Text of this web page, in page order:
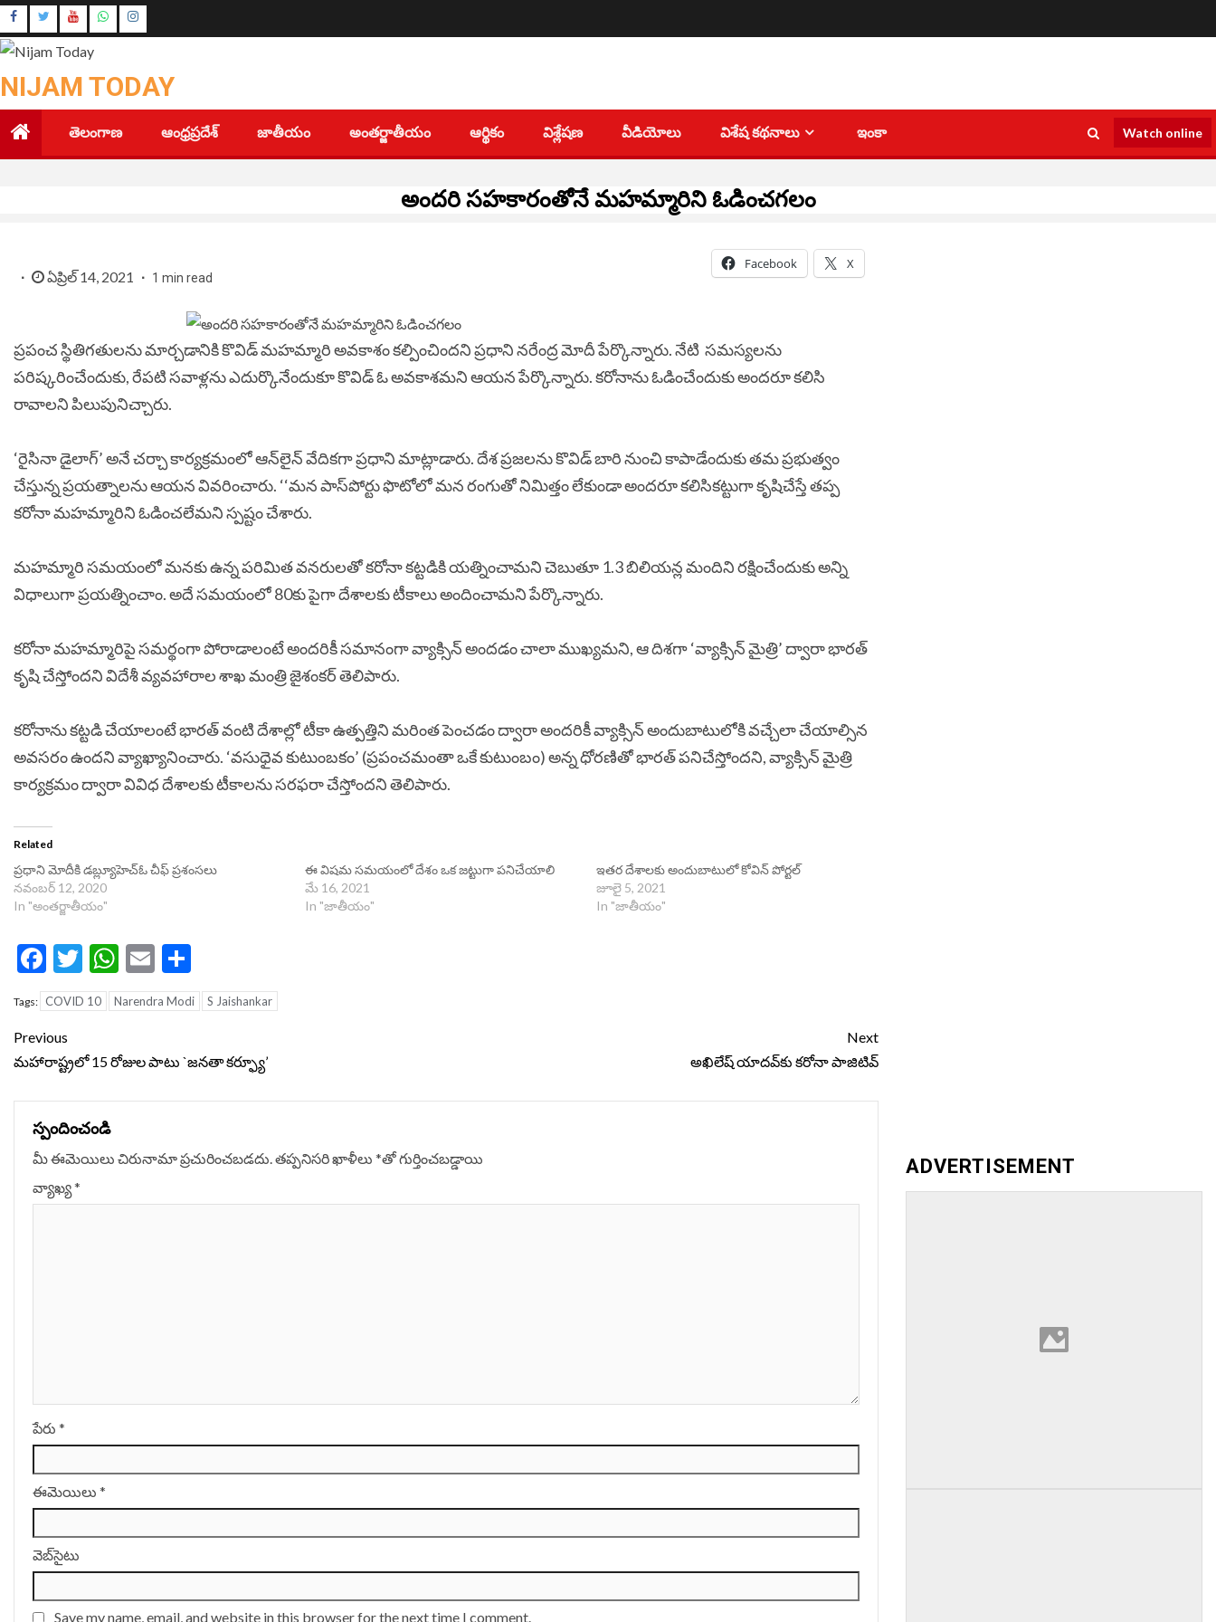
Skip
to
content
Youtube
Instagram
NIJAM TODAY
తెలంగాణ ఆంధ్రప్రదేశ్ జాతీయం అంతర్జాతీయం ఆర్థికం విశ్లేషణ వీడియోలు విశేష కథనాలు ఇంకా Watch online
అందరి సహకారంతోనే మహమ్మారిని ఓడించగలం
ఏప్రిల్ 14, 2021 1 min read
Facebook X
ప్రపంచ స్థితిగతులను మార్చడానికి కొవిడ్‌ మహమ్మారి అవకాశం కల్పించిందని ప్రధాని నరేంద్ర మోదీ పేర్కొన్నారు. నేటి సమస్యలను
పరిష్కరించేందుకు, రేపటి సవాళ్లను ఎదుర్కొనేందుకూ కొవిడ్‌ ఓ అవకాశమని ఆయన పేర్కొన్నారు. కరోనాను ఓడించేందుకు అందరూ కలిసి
రావాలని పిలుపునిచ్చారు.
‘రైసినా డైలాగ్‌’ అనే చర్చా కార్యక్రమంలో ఆన్‌లైన్‌ వేదికగా ప్రధాని మాట్లాడారు. దేశ ప్రజలను కొవిడ్‌ బారి నుంచి కాపాడేందుకు తమ ప్రభుత్వం
చేస్తున్న ప్రయత్నాలను ఆయన వివరించారు. ‘‘మన పాస్‌పోర్టు ఫొటోలో మన రంగుతో నిమిత్తం లేకుండా అందరూ కలిసికట్టుగా కృషిచేస్తే తప్ప
కరోనా మహమ్మారిని ఓడించలేమని స్పష్టం చేశారు.
మహమ్మారి సమయంలో మనకు ఉన్న పరిమిత వనరులతో కరోనా కట్టడికి యత్నించామని చెబుతూ 1.3 బిలియన్ల మందిని రక్షించేందుకు అన్ని
విధాలుగా ప్రయత్నించాం. అదే సమయంలో 80కు పైగా దేశాలకు టీకాలు అందించామని పేర్కొన్నారు.
కరోనా మహమ్మారిపై సమర్థంగా పోరాడాలంటే అందరికీ సమానంగా వ్యాక్సిన్‌ అందడం చాలా ముఖ్యమని, ఆ దిశగా ‘వ్యాక్సిన్‌ మైత్రి’ ద్వారా భారత్‌
కృషి చేస్తోందని విదేశీ వ్యవహారాల శాఖ మంత్రి జైశంకర్‌ తెలిపారు.
కరోనాను కట్టడి చేయాలంటే భారత్‌ వంటి దేశాల్లో టీకా ఉత్పత్తిని మరింత పెంచడం ద్వారా అందరికీ వ్యాక్సిన్‌ అందుబాటులోకి వచ్చేలా చేయాల్సిన
అవసరం ఉందని వ్యాఖ్యానించారు. ‘వసుధైవ కుటుంబకం’ (ప్రపంచమంతా ఒకే కుటుంబం) అన్న ధోరణితో భారత్‌ పనిచేస్తోందని, వ్యాక్సిన్‌ మైత్రి
కార్యక్రమం ద్వారా వివిధ దేశాలకు టీకాలను సరఫరా చేస్తోందని తెలిపారు.
Related
ప్రధాని మోదీకి డబ్ల్యూహెచ్‌ఓ చీఫ్ ప్రశంసలు
నవంబర్ 12, 2020
In "అంతర్జాతీయం"
ఈ విషమ సమయంలో దేశం ఒక జట్టుగా పనిచేయాలి
మే 16, 2021
In "జాతీయం"
ఇత‌ర దేశాల‌కు అందుబాటులో కోవిన్ పోర్ట‌ల్‌
జూలై 5, 2021
In "జాతీయం"
Facebook
Twitter
WhatsApp
Email
Tags: COVID 10 Narendra Modi S Jaishankar
Continue
Reading
Previous
మహారాష్ట్రలో 15 రోజుల పాటు `జనతా కర్ఫ్యూ’
Next
అఖిలేష్ యాదవ్‌కు కరోనా పాజిటివ్
స్పందించండి
మీ ఈమెయిలు చిరునామా ప్రచురించబడదు.తప్పనిసరి ఖాళీలు *‌తో గుర్తించబడ్డాయి
వ్యాఖ్య*
పేరు *
ఈమెయిలు *
వెబ్‌సైటు
Save my name, email, and website in this browser for the next time I comment.
ADVERTISEMENT